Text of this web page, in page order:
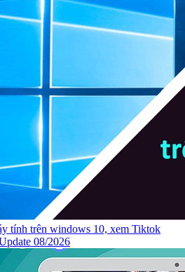
tính trên windows 10, xem Tiktok
08/2026